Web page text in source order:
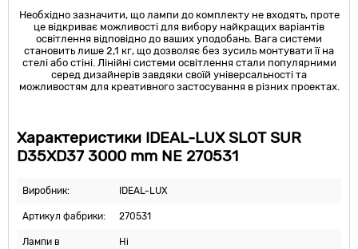
Необхідно зазначити, що лампи до комплекту не входять, проте
це відкриває можливості для вибору найкращих варіантів
освітлення відповідно до ваших уподобань. Вага системи
становить лише 2,1 кг, що дозволяє без зусиль монтувати її на
стелі або стіні. Лінійні системи освітлення стали популярними
серед дизайнерів завдяки своїй універсальності та
можливостям для креативного застосування в різних проектах.
Характеристики IDEAL-LUX SLOT SUR
D35XD37 3000 mm NE 270531
Виробник: IDEAL-LUX
Артикул фабрики: 270531
Лампи в
Ні